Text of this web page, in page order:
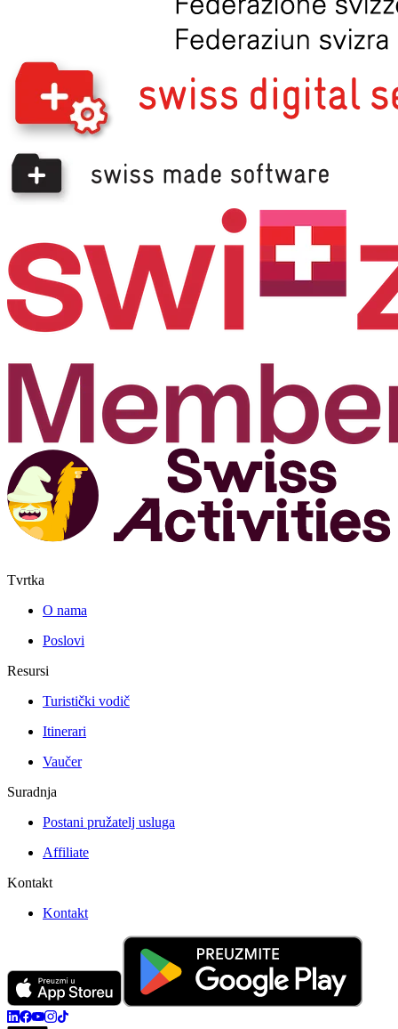
Tvrtka
O nama
Poslovi
Resursi
Turistički vodič
Itinerari
Vaučer
Suradnja
Postani pružatelj usluga
Affiliate
Kontakt
Kontakt